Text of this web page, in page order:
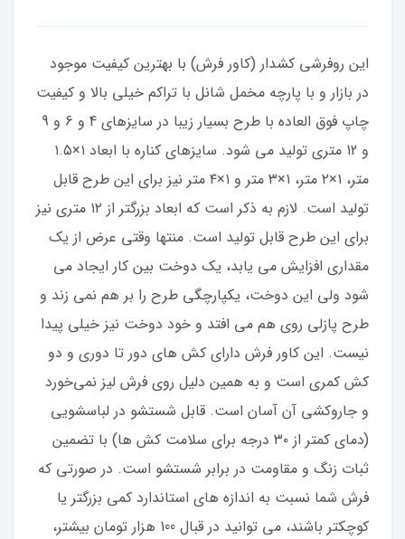
این روفرشی کشدار (کاور فرش) با بهترین کیفیت موجود
در بازار و با پارچه مخمل شانل با تراکم خیلی بالا و کیفیت
چاپ فوق العاده با طرح بسیار زیبا در سایزهای 4 و 6 و 9
و 12 متری تولید می شود. سایزهای کناره با ابعاد ۱×۱.۵
متر، ۱×۲ متر، ۱×۳ متر و ۱×۴ متر نیز برای این طرح قابل
تولید است. لازم به ذکر است که ابعاد بزرگتر از ۱۲ متری نیز
برای این طرح قابل تولید است. منتها وقتی عرض از یک
مقداری افزایش می یابد، یک دوخت بین کار ایجاد می
شود ولی این دوخت، یکپارچگی طرح را بر هم نمی زند و
طرح پازلی روی هم می افتد و خود دوخت نیز خیلی پیدا
نیست. این کاور فرش دارای کش های دور تا دوری و دو
کش کمری است و به همین دلیل روی فرش لیز نمی‌خورد
و جاروکشی آن آسان است. قابل شستشو در لباسشویی
(دمای کمتر از ۳۰ درجه برای سلامت کش ها) با تضمین
ثبات زنگ و مقاومت در برابر شستشو است. در صورتی که
فرش شما نسبت به اندازه های استاندارد کمی بزرگتر یا
کوچکتر باشند، می توانید در قبال 100 هزار تومان بیشتر،